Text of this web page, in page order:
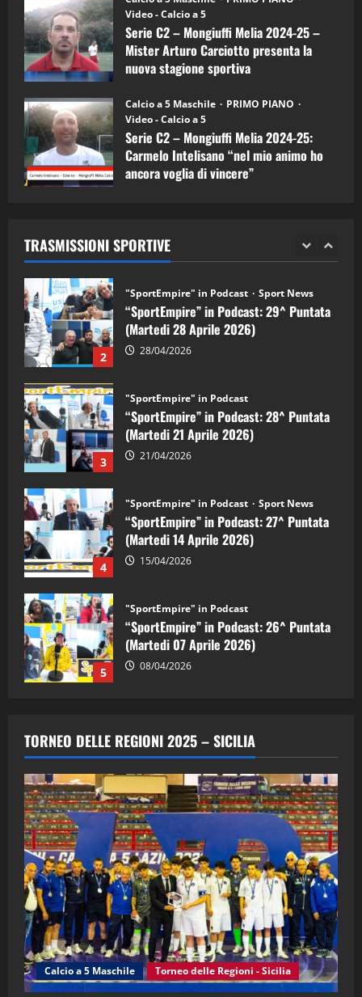
Video - Calcio a 5
Serie C2 – Mongiuffi Melia 2024-25 –
Mister Arturo Carciotto presenta la
nuova stagione sportiva
Calcio a 5 Maschile
PRIMO PIANO
Video - Calcio a 5
Serie C2 – Mongiuffi Melia 2024-25:
Carmelo Intelisano “nel mio animo ho
ancora voglia di vincere”
TRASMISSIONI SPORTIVE
5
(Martedi 07 Aprile 2026)
08/04/2026
1
“SportEmpire” in Podcast: 30^ Puntata
(Martedi 05 Maggio 2026)
08/05/2026
2 28/04/2026
3
"SportEmpire" in Podcast
“SportEmpire” in Podcast: 28^ Puntata
(Martedi 21 Aprile 2026)
21/04/2026
4
"SportEmpire" in Podcast
“SportEmpire” in Podcast: 27^ Puntata
(Martedi 14 Aprile 2026)
15/04/2026
5
"SportEmpire" in Podcast
“SportEmpire” in Podcast: 26^ Puntata
(Martedi 07 Aprile 2026)
08/04/2026
1
"SportEmpire" in Podcast
“SportEmpire” in Podcast: 30^ Puntata
(Martedi 05 Maggio 2026)
08/05/2026
2
“SportEmpire” in Podcast: 29^ Puntata
(Martedi 28 Aprile 2026)
28/04/2026
3
"SportEmpire" in Podcast
“SportEmpire” in Podcast: 28^ Puntata
(Martedi 21 Aprile 2026)
21/04/2026
4
"SportEmpire" in Podcast Sport News
“SportEmpire” in Podcast: 27^ Puntata
(Martedi 14 Aprile 2026)
15/04/2026
TORNEO DELLE REGIONI 2025 – SICILIA
Calcio a 5 Maschile Torneo delle Regioni - Sicilia